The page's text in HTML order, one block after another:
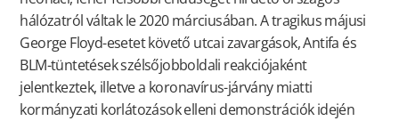
hálózatról váltak le 2020 márciusában. A tragikus májusi
George Floyd-esetet követő utcai zavargások, Antifa és
BLM-tüntetések szélsőjobboldali reakciójaként
jelentkeztek, illetve a koronavírus-járvány miatti
kormányzati korlátozások elleni demonstrációk idején